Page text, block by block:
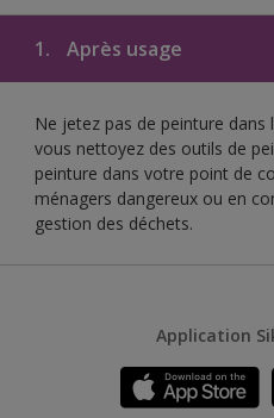
1. Après usage
Ne jetez pas de peinture
vous nettoyez des outils de
peinture dans votre point de
ménagers dangereux ou en
gestion des déchets.
Application